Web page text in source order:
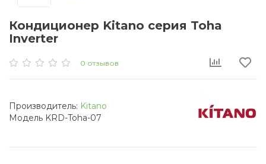
Кондиционер Kitano серия Toha
Inverter
0 отзывов
Производитель: Kitano
Модель KRD-Toha-07